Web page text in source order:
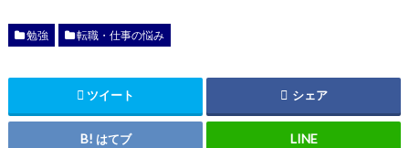
勉強 転職・仕事の悩み
ツイート シェア
はてブ